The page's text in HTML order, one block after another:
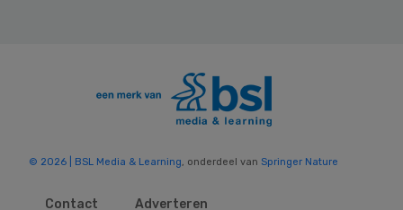
© 2026 | BSL Media & Learning, onderdeel van Springer Nature
Contact Adverteren